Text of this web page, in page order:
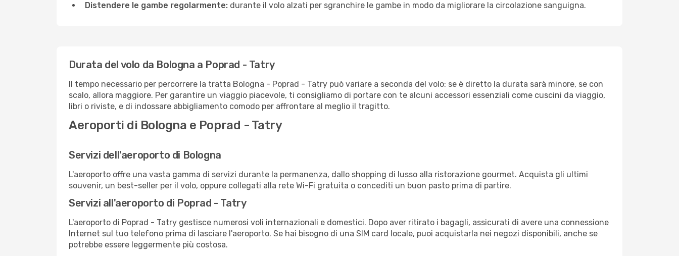
Distendere le gambe regolarmente: durante il volo alzati per sgranchire le gambe in modo da migliorare la circolazione sanguigna.
Durata del volo da Bologna a Poprad - Tatry
Il tempo necessario per percorrere la tratta Bologna - Poprad - Tatry può variare a seconda del volo: se è diretto la durata sarà minore, se con
scalo, allora maggiore. Per garantire un viaggio piacevole, ti consigliamo di portare con te alcuni accessori essenziali come cuscini da viaggio,
libri o riviste, e di indossare abbigliamento comodo per affrontare al meglio il tragitto.
Aeroporti di Bologna e Poprad - Tatry
Servizi dell'aeroporto di Bologna
L'aeroporto offre una vasta gamma di servizi durante la permanenza, dallo shopping di lusso alla ristorazione gourmet. Acquista gli ultimi
souvenir, un best-seller per il volo, oppure collegati alla rete Wi-Fi gratuita o concediti un buon pasto prima di partire.
Servizi all'aeroporto di Poprad - Tatry
L'aeroporto di Poprad - Tatry gestisce numerosi voli internazionali e domestici. Dopo aver ritirato i bagagli, assicurati di avere una connessione
Internet sul tuo telefono prima di lasciare l'aeroporto. Se hai bisogno di una SIM card locale, puoi acquistarla nei negozi disponibili, anche se
potrebbe essere leggermente più costosa.